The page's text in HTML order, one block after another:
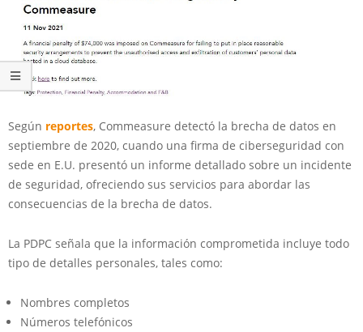
Según reportes, Commeasure detectó la brecha de datos en
septiembre de 2020, cuando una firma de ciberseguridad con
sede en E.U. presentó un informe detallado sobre un incidente
de seguridad, ofreciendo sus servicios para abordar las
consecuencias de la brecha de datos.
La PDPC señala que la información comprometida incluye todo
tipo de detalles personales, tales como:
Nombres completos
Números telefónicos